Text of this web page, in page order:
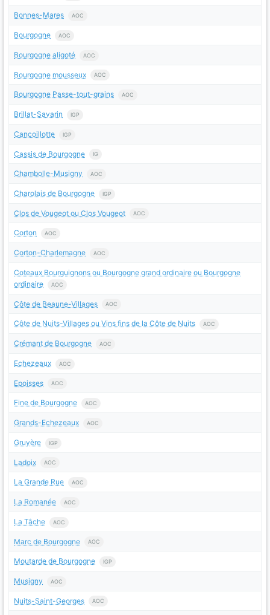
Bonnes-Mares AOC
Bourgogne AOC
Bourgogne aligoté AOC
Bourgogne mousseux AOC
Bourgogne Passe-tout-grains AOC
Brillat-Savarin IGP
Cancoillotte IGP
Cassis de Bourgogne IG
Chambolle-Musigny AOC
Charolais de Bourgogne IGP
Clos de Vougeot ou Clos Vougeot AOC
Corton AOC
Corton-Charlemagne AOC
Coteaux Bourguignons ou Bourgogne grand ordinaire ou Bourgogne
ordinaire
AOC
Côte de Beaune-Villages AOC
Côte de Nuits-Villages ou Vins fins de la Côte de Nuits AOC
Crémant de Bourgogne AOC
Echezeaux AOC
Epoisses AOC
Fine de Bourgogne AOC
Grands-Echezeaux AOC
Gruyère IGP
Ladoix AOC
La Grande Rue AOC
La Romanée AOC
La Tâche AOC
Marc de Bourgogne AOC
Moutarde de Bourgogne IGP
Musigny AOC
Nuits-Saint-Georges AOC